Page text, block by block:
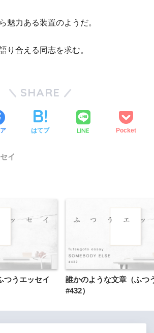
魅力ある装置のようだ。
り合える同志を求む。
SHARE
はてブ LINE Pocket
イ
つうエッセイ
誰かのような文章（ふつ
#432）